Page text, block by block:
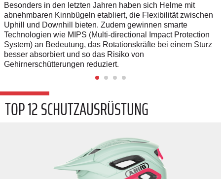
Besonders in den letzten Jahren haben sich Helme mit
abnehmbaren Kinnbügeln etabliert, die Flexibilität zwischen
Uphill und Downhill bieten. Zudem gewinnen smarte
Technologien wie MIPS (Multi-directional Impact Protection
System) an Bedeutung, das Rotationskräfte bei einem Sturz
besser absorbiert und so das Risiko von
Gehirnerschütterungen reduziert.
TOP 12 SCHUTZAUSRÜSTUNG